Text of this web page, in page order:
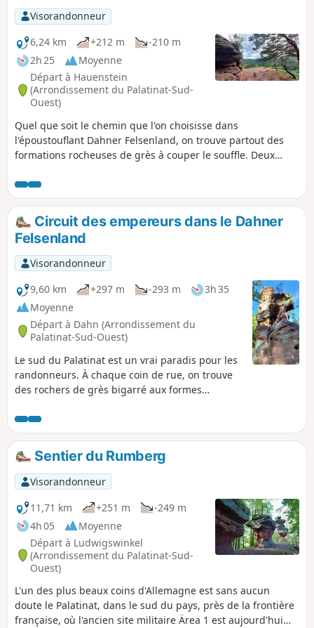
Visorandonneur
6,24 km
+212 m
-210 m
2h 25
Moyenne
Départ à Hauenstein
(Arrondissement du Palatinat-Sud-
Ouest)
Quel que soit le chemin que l'on choisisse dans
l'époustouflant Dahner Felsenland, on trouve partout des
formations rocheuses de grès à couper le souffle. Deux
Hauenstein. Mais ce que peu de gens savent, c'est que c'est
ici que se trouve le musée allemand de la chaussure, dans
lequel sont exposés non seulement l'histoire de la
chaussure, mais aussi de nombreuses célébrités de la
chaussure.
Circuit des empereurs dans le Dahner
Felsenland
Visorandonneur
9,60 km
+297 m -293 m
3h 35
Moyenne
Départ à Dahn (Arrondissement du
Palatinat-Sud-Ouest)
Le sud du Palatinat est un vrai paradis pour les
randonneurs. À chaque coin de rue, on trouve
des rochers de grès bigarré aux formes
mystiques. Le massif rocheux Büttelfelsen
domine la ville de Dahn et culmine à 45 mètres
de hauteur. Sa particularité : en son centre se
trouve un trou dans la roche, depuis la plate-
forme panoramique duquel on peut voir le
Lämmerfelsen voisin. Le Napoleonfels, une tour
rocheuse en grès rouge, est également célèbre.
Il a non seulement donné son nom au
Napoleonsteig, mais se trouve également sur le
Kaisertour, un circuit de près de 10 km.
Sentier du Rumberg
Visorandonneur
11,71 km
+251 m
-249 m
4h 05
Moyenne
Départ à Ludwigswinkel
(Arrondissement du Palatinat-Sud-
Ouest)
L'un des plus beaux coins d'Allemagne est sans aucun
doute le Palatinat, dans le sud du pays, près de la frontière
française, où l'ancien site militaire Ärea 1 est aujourd'hui